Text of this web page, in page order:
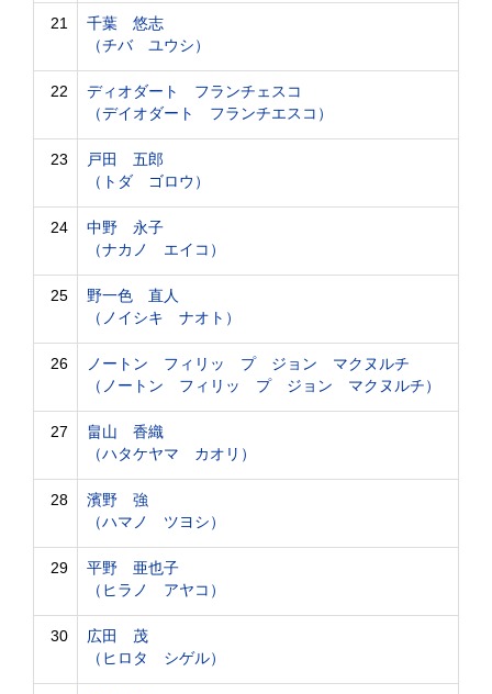
21
千葉 悠志
（チバ ユウシ）
22
ディオダート フランチェスコ
（デイオダート フランチエスコ）
23
戸田 五郎
（トダ ゴロウ）
24
中野 永子
（ナカノ エイコ）
25
野一色 直人
（ノイシキ ナオト）
26
ノートン フィリッ プ ジョン マクヌルチ
（ノートン フィリッ プ ジョン マクヌルチ）
27
畠山 香織
（ハタケヤマ カオリ）
28
濱野 強
（ハマノ ツヨシ）
29
平野 亜也子
（ヒラノ アヤコ）
30
広田 茂
（ヒロタ シゲル）